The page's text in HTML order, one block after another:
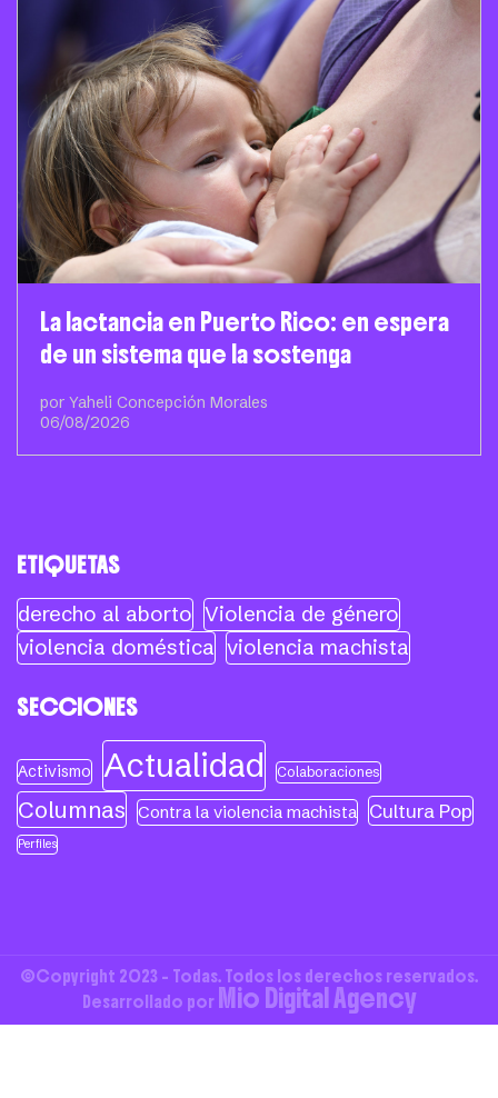
La lactancia en Puerto Rico: en espera
de un sistema que la sostenga
por Yaheli Concepción Morales
06/08/2026
ETIQUETAS
derecho al aborto Violencia de género
violencia doméstica violencia machista
SECCIONES
Activismo Actualidad Colaboraciones
Columnas Contra la violencia machista Cultura Pop
Perfiles
©Copyright 2023 - Todas. Todos los derechos reservados.
Desarrollado por Mio Digital Agency